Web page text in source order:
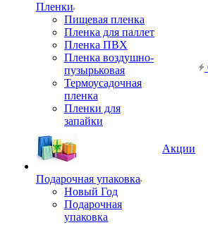
Пленки
Пищевая пленка
Пленка для паллет
Пленка ПВХ
Пленка воздушно-
пузырьковая
Термоусадочная
пленка
Пленки для
запайки
Подарочная упаковка
Новый Год
Подарочная
упаковка
Акции